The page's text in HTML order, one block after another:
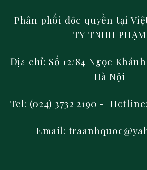
Phân phối độc quyền tại
TY TNHH PHẠM
Địa chỉ: Số 12/84 Ngọc
Hà Nội
Tel: (024) 3732 2190 -
Email: